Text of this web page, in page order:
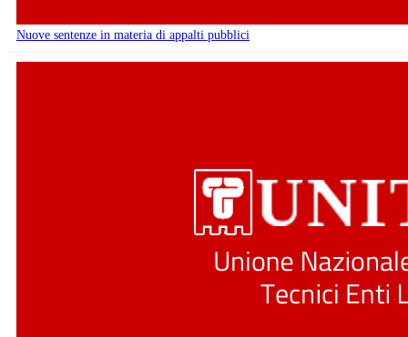
Nuove sentenze in materia di appalti pubblici